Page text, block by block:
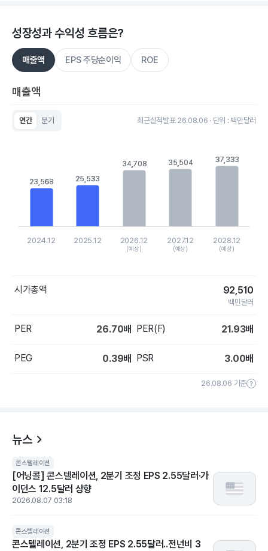
성장성과 수익성 흐름은?
매출액 EPS 주당순이익 ROE
매출액
연간 분기 최근실적발표 26.08.06 · 단위 : 백만달러
The chart has 1 X axis displaying categories.
The chart has 1 Y axis displaying values. Data ranges from
23,568
23,568 25,533
25,533
34,708
34,708 35,504
35,504 37,333
37,333
2024.12 2025.12 2026.12
(예상)
2027.12
(예상)
2028.12
(예상)
시가총액 92,510
백만달러
PER 26.70배 PER(F) 21.93배
PEG 0.39배 PSR 3.00배
26.08.06 기준
뉴스
콘스텔레이션
[어닝콜] 콘스텔레이션, 2분기 조정 EPS 2.55달러·가
이던스 12.5달러 상향
2026.08.07 03:18
콘스텔레이션
콘스텔레이션, 2분기 조정 EPS 2.55달러..전년비 3